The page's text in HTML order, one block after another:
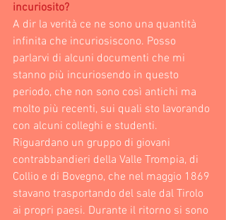
incuriosito?
A dir la verità ce ne sono una quantità
infinita che incuriosiscono. Posso
parlarvi di alcuni documenti che mi
stanno più incuriosendo in questo
periodo, che non sono così antichi ma
molto più recenti, sui quali sto lavorando
con alcuni colleghi e studenti.
Riguardano un gruppo di giovani
contrabbandieri della Valle Trompia, di
Collio e di Bovegno, che nel maggio 1869
stavano trasportando del sale dal Tirolo
ai propri paesi. Durante il ritorno si sono